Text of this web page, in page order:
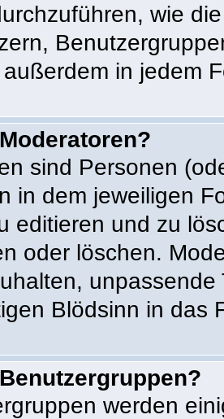
wie
in jedem
sind Personen
in dem jeweiligen
editieren und zu
oder löschen.
Blödsinn in das
werden